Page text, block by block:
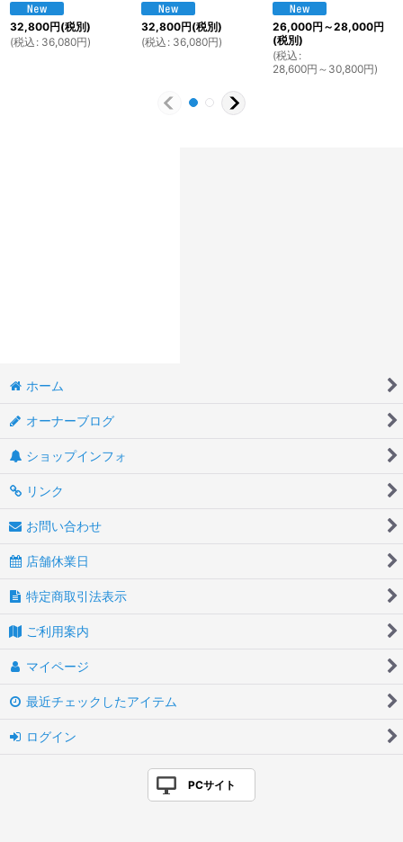
32,800円(税別)
(税込 : 36,080円)
32,800円(税別)
(税込 : 36,080円)
26,000円 ～28,000円
(税別)
(税込 :
28,600円 ～30,800円)
ホーム
オーナーブログ
ショップインフォ
リンク
お問い合わせ
店舗休業日
特定商取引法表示
ご利用案内
マイページ
最近チェックしたアイテム
ログイン
PCサイト